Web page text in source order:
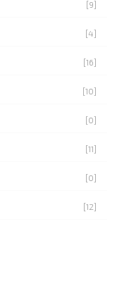
[9]
[4]
[16]
[10]
[0]
[11]
[0]
[12]